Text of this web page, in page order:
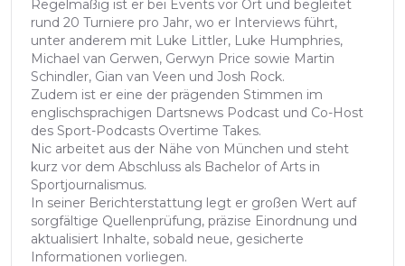
Regelmäßig ist er bei Events vor Ort und begleitet
rund 20 Turniere pro Jahr, wo er Interviews führt,
unter anderem mit Luke Littler, Luke Humphries,
Michael van Gerwen, Gerwyn Price sowie Martin
Schindler, Gian van Veen und Josh Rock.
Zudem ist er eine der prägenden Stimmen im
englischsprachigen Dartsnews Podcast und Co-Host
des Sport-Podcasts Overtime Takes.
Nic arbeitet aus der Nähe von München und steht
kurz vor dem Abschluss als Bachelor of Arts in
Sportjournalismus.
In seiner Berichterstattung legt er großen Wert auf
sorgfältige Quellenprüfung, präzise Einordnung und
aktualisiert Inhalte, sobald neue, gesicherte
Informationen vorliegen.